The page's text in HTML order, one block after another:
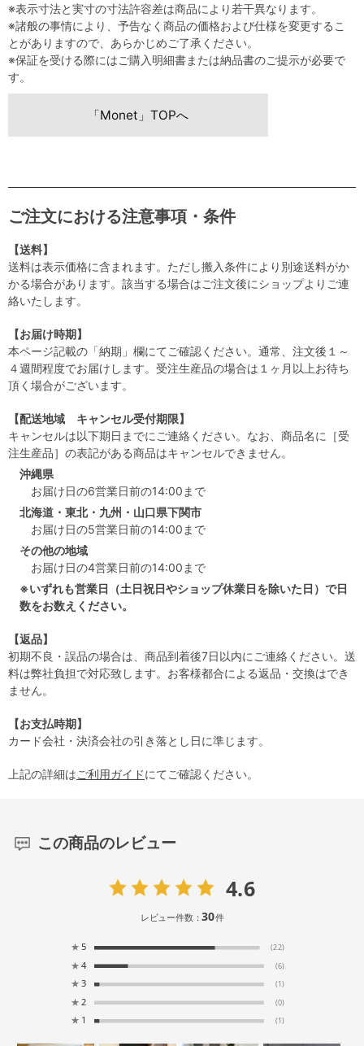
※表示寸法と実寸の寸法許容差は商品により若干異なります。
※諸般の事情により、予告なく商品の価格および仕様を変更するこ
とがありますので、あらかじめご了承ください。
※保証を受ける際にはご購入明細書または納品書のご提示が必要で
す。
「Monet」TOPへ
ご注文における注意事項・条件
【送料】
送料は表示価格に含まれます。ただし搬入条件により別途送料がか
かる場合があります。該当する場合はご注文後にショップよりご連
絡いたします。
【お届け時期】
本ページ記載の「納期」欄にてご確認ください。通常、注文後１～
４週間程度でお届けします。受注生産品の場合は１ヶ月以上お待ち
頂く場合がございます。
【配送地域 キャンセル受付期限】
キャンセルは以下期日までにご連絡ください。なお、商品名に［受
注生産品］の表記がある商品はキャンセルできません。
沖縄県
お届け日の6営業日前の14:00まで
北海道・東北・九州・山口県下関市
お届け日の5営業日前の14:00まで
その他の地域
お届け日の4営業日前の14:00まで
※いずれも営業日（土日祝日やショップ休業日を除いた日）で日
数をお数えください。
【返品】
初期不良・誤品の場合は、商品到着後7日以内にご連絡ください。送
料は弊社負担で対応致します。お客様都合による返品・交換はでき
ません。
【お支払時期】
カード会社・決済会社の引き落とし日に準じます。
上記の詳細はご利用ガイドにてご確認ください。
この商品のレビュー
4.6
レビュー件数：30件
★ 5 (22)
★ 4 (6)
★ 3 (1)
★ 2 (0)
★ 1 (1)